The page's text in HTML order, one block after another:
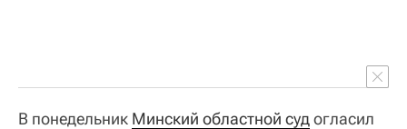
В понедельник Минский областной судогласил